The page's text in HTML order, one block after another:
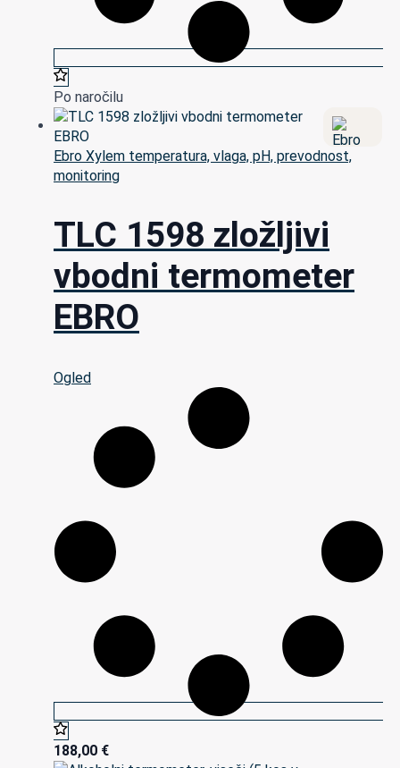
Po naročilu
Ebro Xylem temperatura, vlaga, pH, prevodnost,
monitoring
TLC 1598 zložljivi
vbodni termometer
EBRO
Ogled
188,00 €